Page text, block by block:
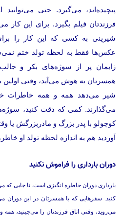
پیچیده‌اند، می‌گیرد. حتی می‌توانید
فرزندتان فیلم بگیرد. برای این کار
شیرینی به کسی که این کار را
عکس‌ها فقط به لحظه تولد ختم
زایمان پر از سوژه‌های بکر و
همسرتان به هوش می‌آید، وقتی اولین
شیر می‌دهد همه و همه خاطرات
می‌گذارند. کمی که دقت کنید،
کوچولو با پدر بزرگ و مادربزرگش یا
آوردید هم به اندازه لحظه تولد او
دوران بارداری را فراموش نکنید
بارداری دوران خاطره انگیزی است. تا جایی که
کنید. سفرهایی که با همسرتان در این دوران
می‌روید، وقتی اتاق فرزندتان را می‌چینید،